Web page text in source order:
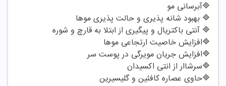
🔷آبرسانی مو
🔷 بهبود شانه پذیری و حالت پذیری موها
🔷 آنتی باکتریال و پیگیری از ابتلا به قارچ و شوره
🔷افزایش خاصیت ارتجاعی موها
🔷افزایش جریان مویرگی در پوست سر
🔷سرشاار از انتی اکسیدان
🔷حاوی عصاره کافئین و گلیسیرین